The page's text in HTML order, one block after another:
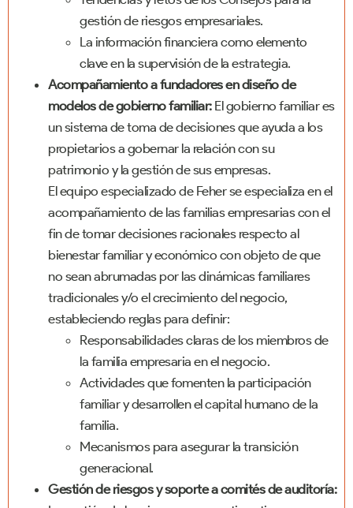
gestión de riesgos empresariales.
La información financiera como elemento
clave en la supervisión de la estrategia.
Acompañamiento a fundadores en diseño de
modelos de gobierno familiar: El gobierno familiar es
un sistema de toma de decisiones que ayuda a los
propietarios a gobernar la relación con su
patrimonio y la gestión de sus empresas.
El equipo especializado de Feher se especializa en el
acompañamiento de las familias empresarias con el
fin de tomar decisiones racionales respecto al
bienestar familiar y económico con objeto de que
no sean abrumadas por las dinámicas familiares
tradicionales y/o el crecimiento del negocio,
estableciendo reglas para definir:
Responsabilidades claras de los miembros de
la familia empresaria en el negocio.
Actividades que fomenten la participación
familiar y desarrollen el capital humano de la
familia.
Mecanismos para asegurar la transición
generacional.
Gestión de riesgos y soporte a comités de auditoría: